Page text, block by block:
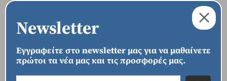
Newsletter
Εγγραφείτε στο newsletter μας για να μαθαίνετε
πρώτοι τα νέα μας και τις προσφορές μας.
ΑΡΧΙΚΗ ΠΡΟΟΡΙΣΜΟΙ › ΕΥΡΩΠΗ › ΒΟΥΛΓΑΡΙΑ